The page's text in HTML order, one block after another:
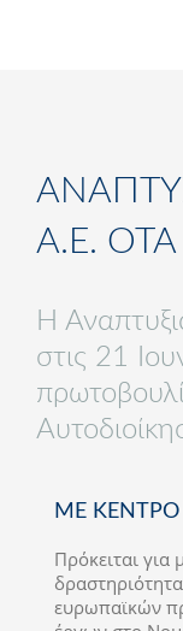
Α.Ε. ΟΤΑ
Η
στις 21
ΜΕ ΚΕΝΤΡΟ
Πρόκειται για
ευρωπαϊκών